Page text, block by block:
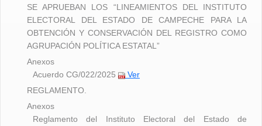
SE APRUEBAN LOS “LINEAMIENTOS DEL INSTITUTO
ELECTORAL DEL ESTADO DE CAMPECHE PARA LA
OBTENCIÓN Y CONSERVACIÓN DEL REGISTRO COMO
AGRUPACIÓN POLÍTICA ESTATAL”
Anexos
Acuerdo CG/022/2025
Ver
REGLAMENTO.
Anexos
Reglamento del Instituto Electoral del Estado de